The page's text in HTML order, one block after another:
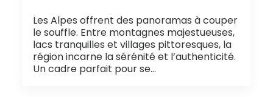
Les Alpes offrent des panoramas à couper
le souffle. Entre montagnes majestueuses,
lacs tranquilles et villages pittoresques, la
région incarne la sérénité et l’authenticité.
Un cadre parfait pour se…